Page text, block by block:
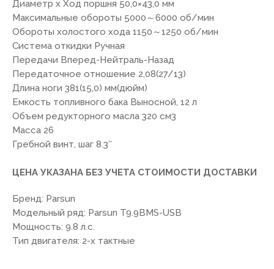
Диаметр х Ход поршня 50,0×43,0 мм
Максимальные обороты 5000～6000 об/мин
Обороты холостого хода 1150～1250 об/мин
Система откидки Ручная
Передачи Вперед-Нейтраль-Назад
Передаточное отношение 2,08(27/13)
Длина ноги 381(15,0) мм(дюйм)
Емкость топливного бака Выносной, 12 л
Объем редукторного масла 320 см3
Масса 26
Гребной винт, шаг 8.3″
ЦЕНА УКАЗАНА БЕЗ УЧЕТА СТОИМОСТИ ДОСТАВКИ
Бренд: Parsun
Модельный ряд: Parsun T9.9BMS-USB
Мощность: 9.8 л.с.
Тип двигателя: 2-х тактные
7(8512)20-10-17